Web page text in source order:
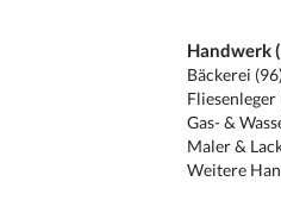
Handwerk
Bäckerei
Fliesenleger
Gas- &
Maler &
Weitere